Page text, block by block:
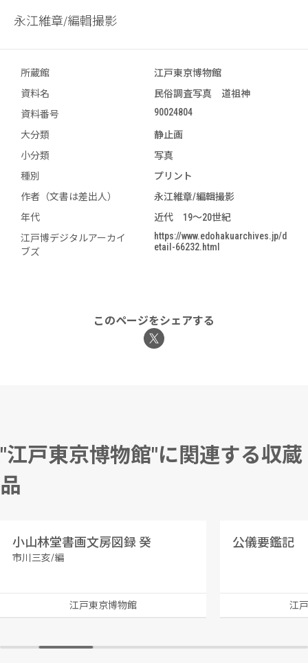
永江維章/編輯撮影
所蔵館
江戸東京博物館
資料名
民俗調査写真 道祖神
資料番号
90024804
大分類
静止画
小分類
写真
種別
プリント
作者（文書は差出人）
永江維章/編輯撮影
年代
近代 19～20世紀
江戸博デジタルアーカイ
ブズ
https://www.edohakuarchives.jp/d
etail-66232.html
このページをシェアする
"江戸東京博物館"に関連する収蔵
品
小山林堂書画文房図録 癸
市川三亥/編
江戸東京博物館
公儀要鑑記
江